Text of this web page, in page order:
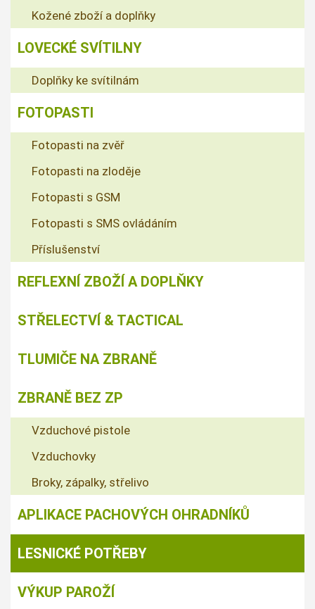
Kožené zboží a doplňky
LOVECKÉ SVÍTILNY
Doplňky ke svítilnám
FOTOPASTI
Fotopasti na zvěř
Fotopasti na zloděje
Fotopasti s GSM
Fotopasti s SMS ovládáním
Příslušenství
REFLEXNÍ ZBOŽÍ A DOPLŇKY
STŘELECTVÍ & TACTICAL
TLUMIČE NA ZBRANĚ
ZBRANĚ BEZ ZP
Vzduchové pistole
Vzduchovky
Broky, zápalky, střelivo
APLIKACE PACHOVÝCH OHRADNÍKŮ
LESNICKÉ POTŘEBY
VÝKUP PAROŽÍ